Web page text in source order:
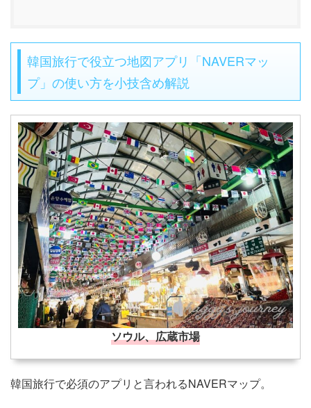
韓国旅行で役立つ地図アプリ「NAVERマッ
プ」の使い方を小技含め解説
ソウル、広蔵市場
韓国旅行で必須のアプリと言われるNAVERマップ。